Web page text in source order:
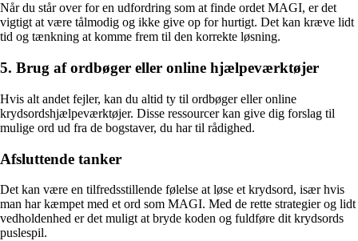
Når du står over for en udfordring som at finde ordet MAGI, er det
vigtigt at være tålmodig og ikke give op for hurtigt. Det kan kræve lidt
tid og tænkning at komme frem til den korrekte løsning.
5. Brug af ordbøger eller online hjælpeværktøjer
Hvis alt andet fejler, kan du altid ty til ordbøger eller online
krydsordshjælpeværktøjer. Disse ressourcer kan give dig forslag til
mulige ord ud fra de bogstaver, du har til rådighed.
Afsluttende tanker
Det kan være en tilfredsstillende følelse at løse et krydsord, især hvis
man har kæmpet med et ord som MAGI. Med de rette strategier og lidt
vedholdenhed er det muligt at bryde koden og fuldføre dit krydsords
puslespil.